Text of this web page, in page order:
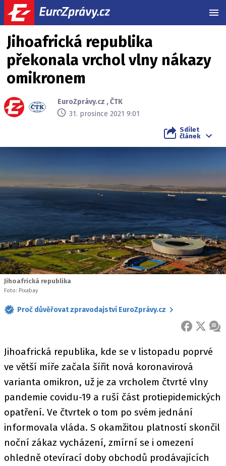
Jihoafrická republika
překonala vrchol vlny nákazy
omikronem
EuroZprávy.cz ,ČTK
31. prosince 2021 9:01
Sdílet
článek
Jihoafrická republika
Foto: Pixabay
Proč důvěřovat zpravodajství EuroZprávy.cz
FACEBOOK
X
Jihoafrická republika, kde se v listopadu poprvé
ve větší míře začala šířit nová koronavirová
varianta omikron, už je za vrcholem čtvrté vlny
pandemie covidu-19 a ruší část protiepidemických
opatření. Ve čtvrtek o tom po svém jednání
informovala vláda. S okamžitou platností skončil
noční zákaz vycházení, zmírní se i omezení
ohledně otevírací doby obchodů prodávajících